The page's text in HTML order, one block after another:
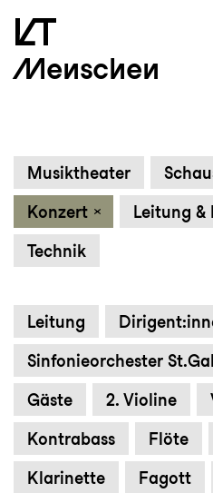
Menschen
Musiktheater
Konzert Leitung
Technik
Leitung
Sinfonieorchester
Gäste 2. Violine
Kontrabass Flöte
Klarinette Fagott